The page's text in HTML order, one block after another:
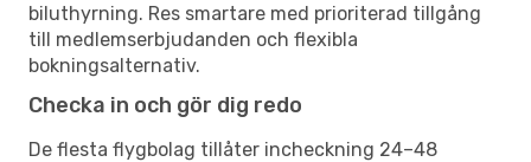
biluthyrning. Res smartare med prioriterad tillgång
till medlemserbjudanden och flexibla
bokningsalternativ.
Checka in och gör dig redo
De flesta flygbolag tillåter incheckning 24–48